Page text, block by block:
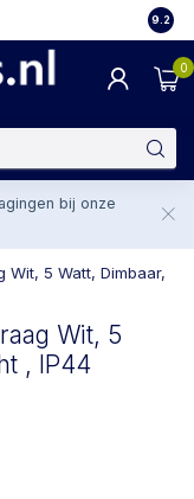
29.2
0
bij onze
Wit, 5 Watt, Dimbaar,
Wit, 5
, IP44